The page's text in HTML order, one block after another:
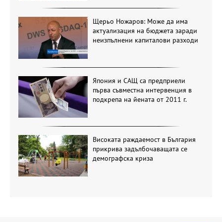
Щерьо Ножаров: Може да има
актуализация на бюджета заради
неизпълнени капиталови разходи
Япония и САЩ са предприели
първа съвместна интервенция в
подкрепа на йената от 2011 г.
Високата раждаемост в България
прикрива задълбочаващата се
демографска криза